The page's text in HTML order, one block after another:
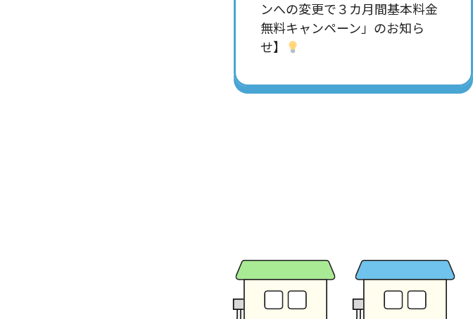
ンへの変更で３カ月間基本料金
無料キャンペーン」のお知ら
せ】